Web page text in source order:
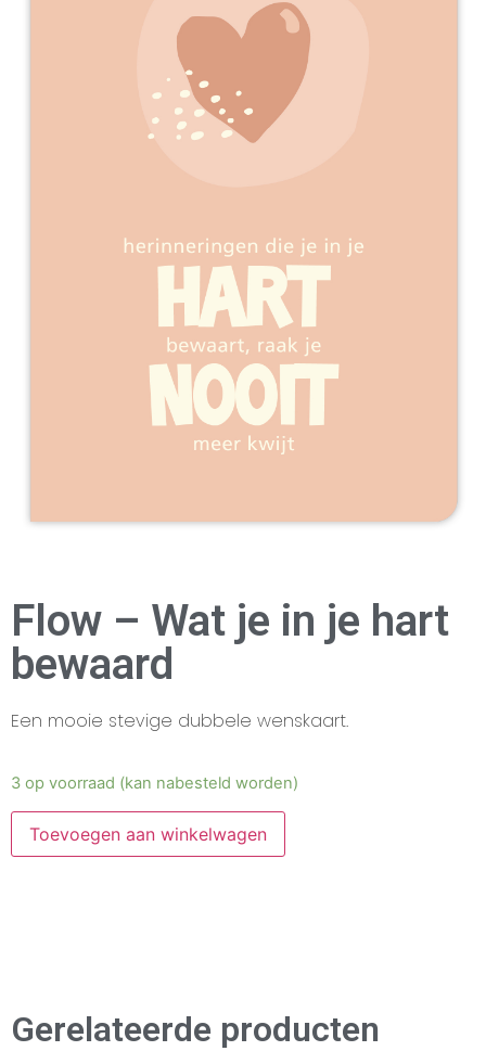
Flow – Wat je in je hart
bewaard
Een mooie stevige dubbele wenskaart.
3 op voorraad (kan nabesteld worden)
Toevoegen aan winkelwagen
Gerelateerde producten